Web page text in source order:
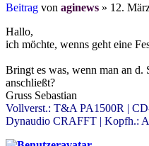
Beitrag von aginews » 12.
Hallo,
ich möchte, wenns geht eine
Bringt es was, wenn man an d.
anschließt?
Gruss Sebastian
Vollverst.: T&A PA1500R |
Dynaudio CRAFFT | Kopfh.: